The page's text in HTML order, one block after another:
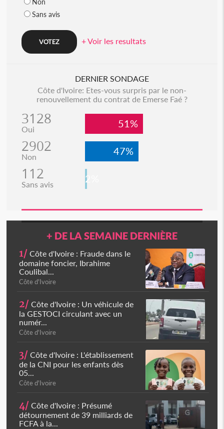
Non
Sans avis
+ Voir les resultats
DERNIER SONDAGE
Côte d'Ivoire: Etes-vous surpris par le non-
renouvellement du contrat de Emerse Faé ?
3128
Oui 51%
2902
Non 47%
112
Sans avis 2%
+ DE LA SEMAINE DERNIÈRE
1/ Côte d'Ivoire : Fraude dans le
domaine foncier, Ibrahime
Coulibal...
Côte d'Ivoire
2/ Côte d'Ivoire : Un véhicule de
la GESTOCI circulant avec un
numér...
Côte d'Ivoire
3/ Côte d'Ivoire : L'établissement
de la CNI pour les enfants dès
05...
Côte d'Ivoire
4/ Côte d'Ivoire : Présumé
détournement de 39 milliards de
FCFA à la...